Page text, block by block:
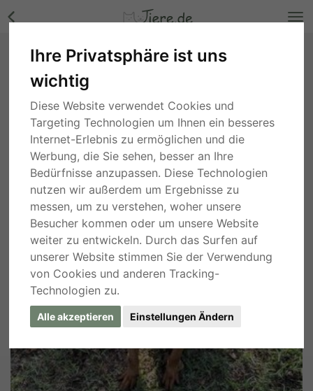
Ihre Privatsphäre ist uns
wichtig
Diese Website verwendet Cookies und
Targeting Technologien um Ihnen ein besseres
Internet-Erlebnis zu ermöglichen und die
Werbung, die Sie sehen, besser an Ihre
Bedürfnisse anzupassen. Diese Technologien
nutzen wir außerdem um Ergebnisse zu
messen, um zu verstehen, woher unsere
Besucher kommen oder um unsere Website
weiter zu entwickeln. Durch das Surfen auf
unserer Website stimmen Sie der Verwendung
von Cookies und anderen Tracking-
Technologien zu.
Alle akzeptieren Einstellungen Ändern
Albi, Mischling - Rüde Bilder
Nordrhein-Westfalen